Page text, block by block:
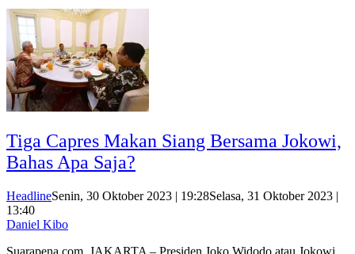
Tiga Capres Makan Siang Bersama Jokowi,
Bahas Apa Saja?
HeadlineSenin, 30 Oktober 2023 | 19:28Selasa, 31 Oktober 2023 |
13:40
Daniel Kibo
Suarapena.com, JAKARTA – Presiden Joko Widodo atau Jokowi…